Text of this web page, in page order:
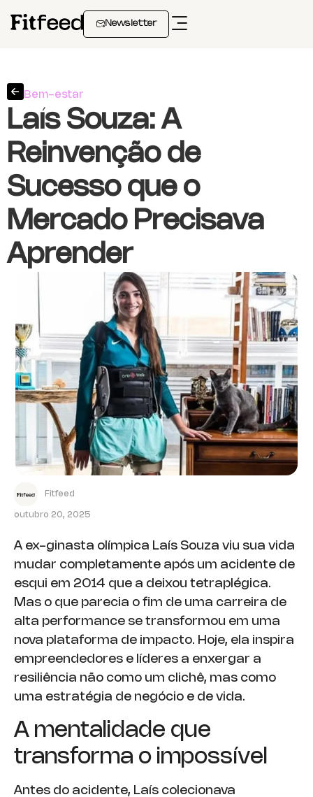
Newsletter
Bem-estar
Laís Souza: A
Reinvenção de
Sucesso que o
Mercado Precisava
Aprender
Fitfeed
outubro 20, 2025
A ex-ginasta olímpica Laís Souza viu sua vida
mudar completamente após um acidente de
esqui em 2014 que a deixou tetraplégica.
Mas o que parecia o fim de uma carreira de
alta performance se transformou em uma
nova plataforma de impacto. Hoje, ela inspira
empreendedores e líderes a enxergar a
resiliência não como um clichê, mas como
uma estratégia de negócio e de vida.
A mentalidade que
transforma o impossível
Antes do acidente, Laís colecionava